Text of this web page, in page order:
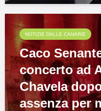
NOTIZIE DALLE CANARIE
Caco
concerto ad
Chavela
assenza per